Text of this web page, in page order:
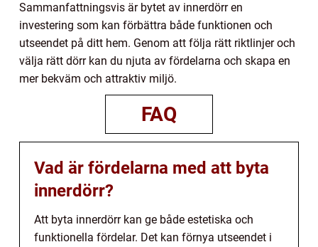
Sammanfattningsvis är bytet av innerdörr en
investering som kan förbättra både funktionen och
utseendet på ditt hem. Genom att följa rätt riktlinjer och
välja rätt dörr kan du njuta av fördelarna och skapa en
mer bekväm och attraktiv miljö.
FAQ
Vad är fördelarna med att byta
innerdörr?
Att byta innerdörr kan ge både estetiska och
funktionella fördelar. Det kan förnya utseendet i